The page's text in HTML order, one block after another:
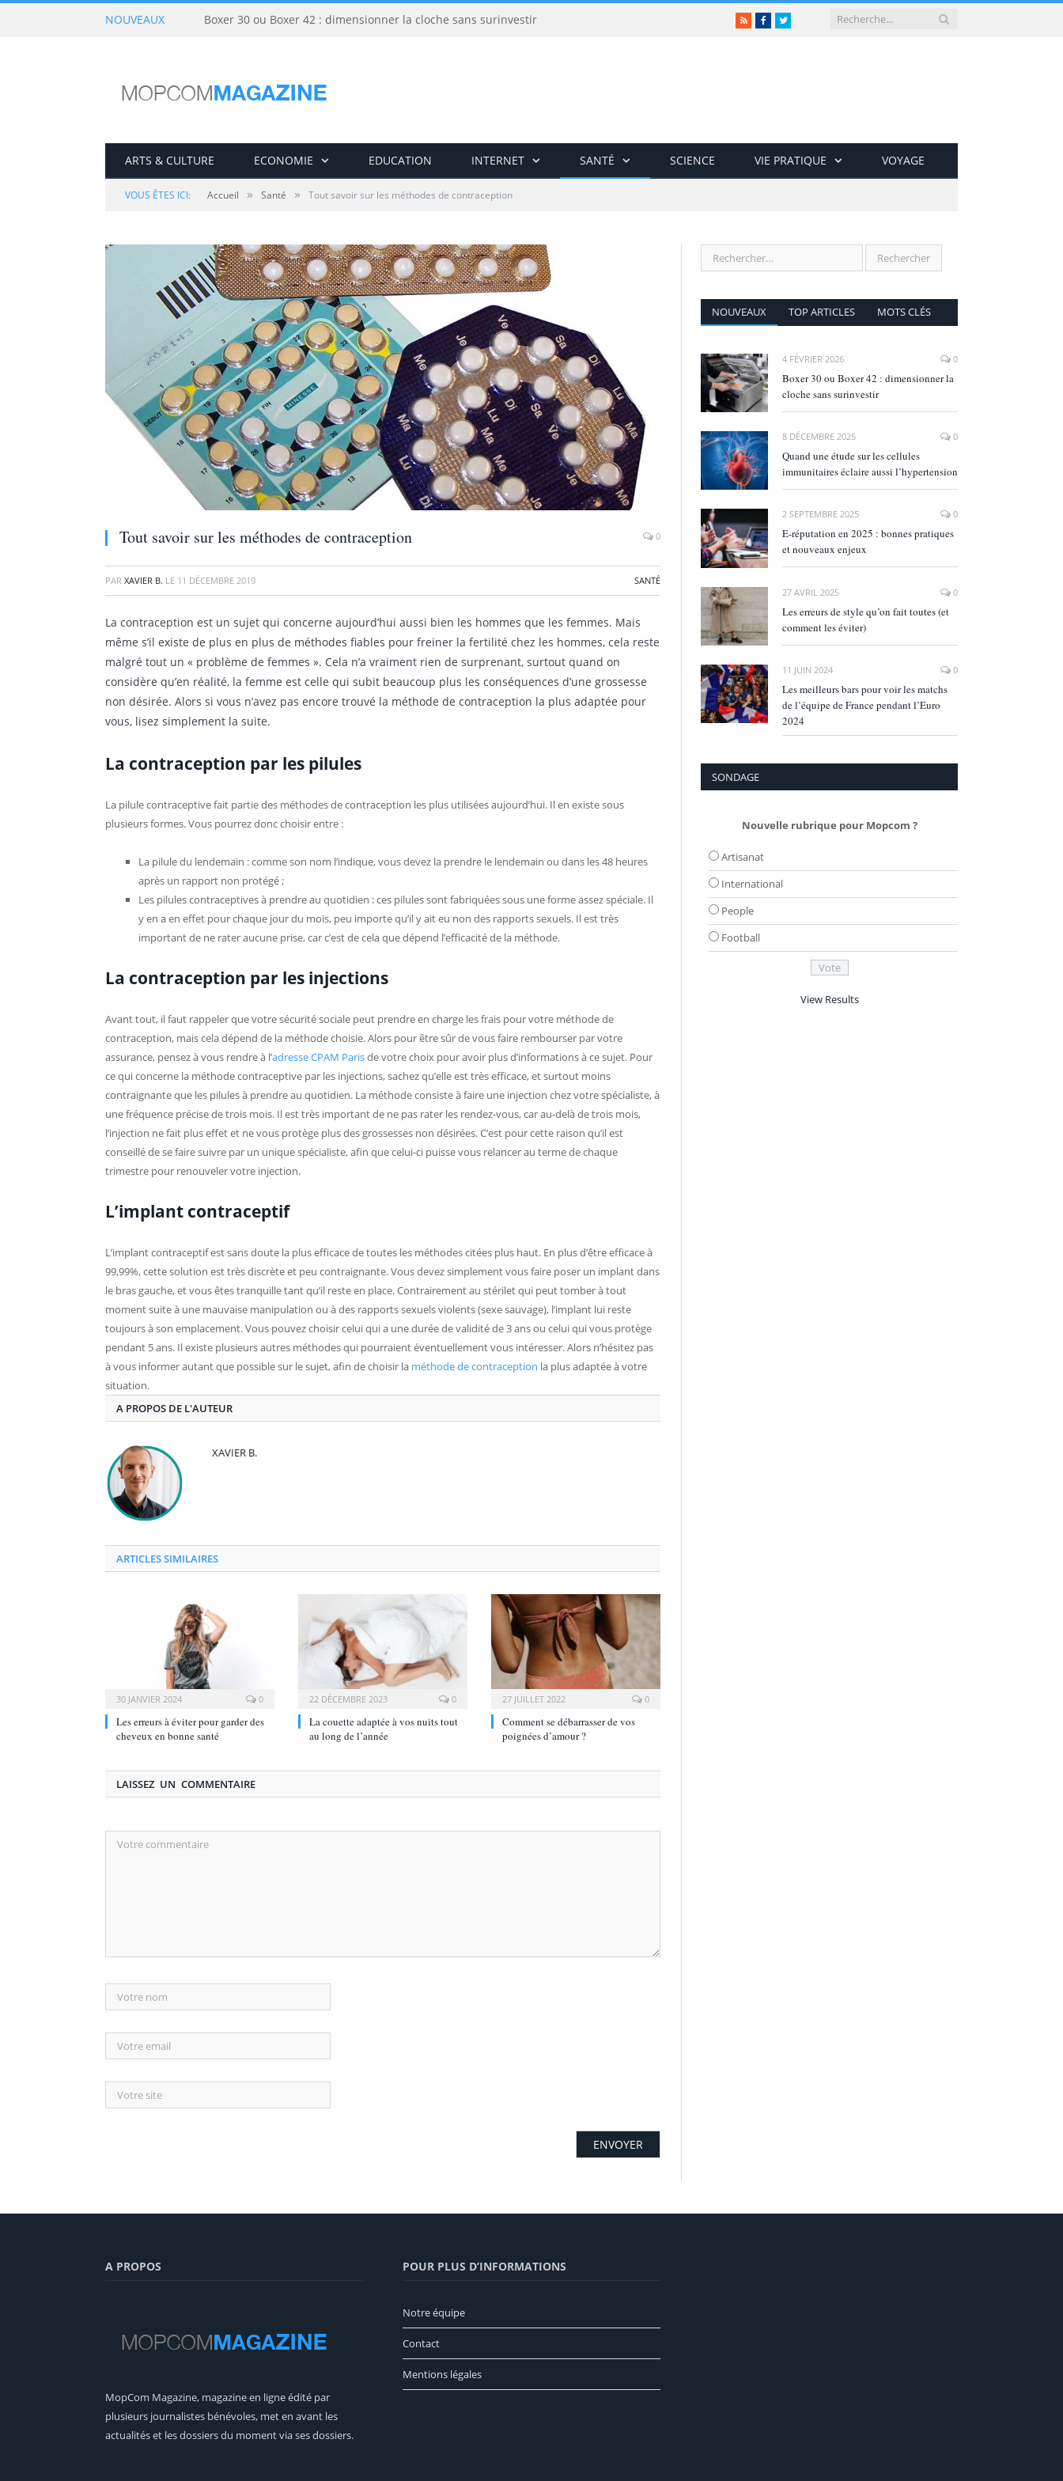
NOUVEAUX Boxer 30 ou Boxer 42 : dimensionner la cloche sans surinvestir RSSFacebookTwitter
ARTS & CULTURE ECONOMIE EDUCATION INTERNET SANTÉ SCIENCE VIE PRATIQUE VOYAGE
VOUS ÊTES ICI: Accueil » Santé » Tout savoir sur les méthodes de contraception
Tout savoir sur les méthodes de contraception 0
PAR XAVIER B. LE 11 DÉCEMBRE 2019 SANTÉ
La contraception est un sujet qui concerne aujourd’hui aussi bien les hommes que les femmes. Mais
même s’il existe de plus en plus de méthodes fiables pour freiner la fertilité chez les hommes, cela reste
malgré tout un « problème de femmes ». Cela n’a vraiment rien de surprenant, surtout quand on
considère qu’en réalité, la femme est celle qui subit beaucoup plus les conséquences d’une grossesse
non désirée. Alors si vous n’avez pas encore trouvé la méthode de contraception la plus adaptée pour
vous, lisez simplement la suite.
La contraception par les pilules
La pilule contraceptive fait partie des méthodes de contraception les plus utilisées aujourd’hui. Il en existe sous
plusieurs formes. Vous pourrez donc choisir entre :
La pilule du lendemain : comme son nom l’indique, vous devez la prendre le lendemain ou dans les 48 heures
après un rapport non protégé ;
Les pilules contraceptives à prendre au quotidien : ces pilules sont fabriquées sous une forme assez spéciale. Il
y en a en effet pour chaque jour du mois, peu importe qu’il y ait eu non des rapports sexuels. Il est très
important de ne rater aucune prise, car c’est de cela que dépend l’efficacité de la méthode.
La contraception par les injections
Avant tout, il faut rappeler que votre sécurité sociale peut prendre en charge les frais pour votre méthode de
contraception, mais cela dépend de la méthode choisie. Alors pour être sûr de vous faire rembourser par votre
assurance, pensez à vous rendre à l’adresse CPAM Parisde votre choix pour avoir plus d’informations à ce sujet. Pour
ce qui concerne la méthode contraceptive par les injections, sachez qu’elle est très efficace, et surtout moins
contraignante que les pilules à prendre au quotidien. La méthode consiste à faire une injection chez votre spécialiste, à
une fréquence précise de trois mois. Il est très important de ne pas rater les rendez-vous, car au-delà de trois mois,
l’injection ne fait plus effet et ne vous protège plus des grossesses non désirées. C’est pour cette raison qu’il est
conseillé de se faire suivre par un unique spécialiste, afin que celui-ci puisse vous relancer au terme de chaque
trimestre pour renouveler votre injection.
L’implant contraceptif
L’implant contraceptif est sans doute la plus efficace de toutes les méthodes citées plus haut. En plus d’être efficace à
99,99%, cette solution est très discrète et peu contraignante. Vous devez simplement vous faire poser un implant dans
le bras gauche, et vous êtes tranquille tant qu’il reste en place. Contrairement au stérilet qui peut tomber à tout
moment suite à une mauvaise manipulation ou à des rapports sexuels violents (sexe sauvage), l’implant lui reste
toujours à son emplacement. Vous pouvez choisir celui qui a une durée de validité de 3 ans ou celui qui vous protège
pendant 5 ans. Il existe plusieurs autres méthodes qui pourraient éventuellement vous intéresser. Alors n’hésitez pas
à vous informer autant que possible sur le sujet, afin de choisir la méthode de contraception la plus adaptée à votre
situation.
A PROPOS DE L'AUTEUR
XAVIER B.
ARTICLES SIMILAIRES
30 JANVIER 2024 0
Les erreurs à éviter pour garder des
cheveux en bonne santé
22 DÉCEMBRE 2023 0
La couette adaptée à vos nuits tout
au long de l’année
27 JUILLET 2022 0
Comment se débarrasser de vos
poignées d’amour ?
LAISSEZ UN COMMENTAIRE
NOUVEAUX TOP ARTICLES MOTS CLÉS
4 FÉVRIER 2026 0
Boxer 30 ou Boxer 42 : dimensionner la
cloche sans surinvestir
8 DÉCEMBRE 2025 0
Quand une étude sur les cellules
immunitaires éclaire aussi l’hypertension
2 SEPTEMBRE 2025 0
E‑réputation en 2025 : bonnes pratiques
et nouveaux enjeux
27 AVRIL 2025 0
Les erreurs de style qu’on fait toutes (et
comment les éviter)
11 JUIN 2024 0
Les meilleurs bars pour voir les matchs
de l’équipe de France pendant l’Euro
2024
SONDAGE
Nouvelle rubrique pour Mopcom ?
Artisanat
International
People
Football
View Results
A PROPOS
MopCom Magazine, magazine en ligne édité par
plusieurs journalistes bénévoles, met en avant les
actualités et les dossiers du moment via ses dossiers.
POUR PLUS D’INFORMATIONS
Notre équipe
Contact
Mentions légales